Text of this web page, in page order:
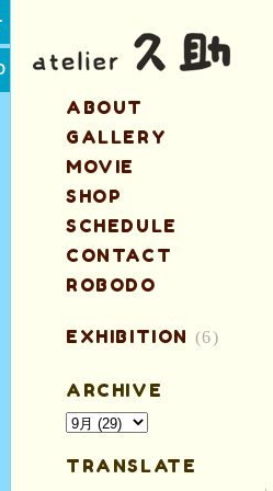
ABOUT
GALLERY
MOVIE
SHOP
SCHEDULE
CONTACT
ROBODO
EXHIBITION (6)
ARCHIVE
TRANSLATE